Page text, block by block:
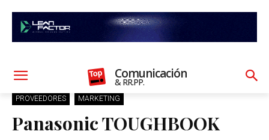
Comunicación
& RR.PP.
PROVEEDORES MARKETING
Panasonic TOUGHBOOK